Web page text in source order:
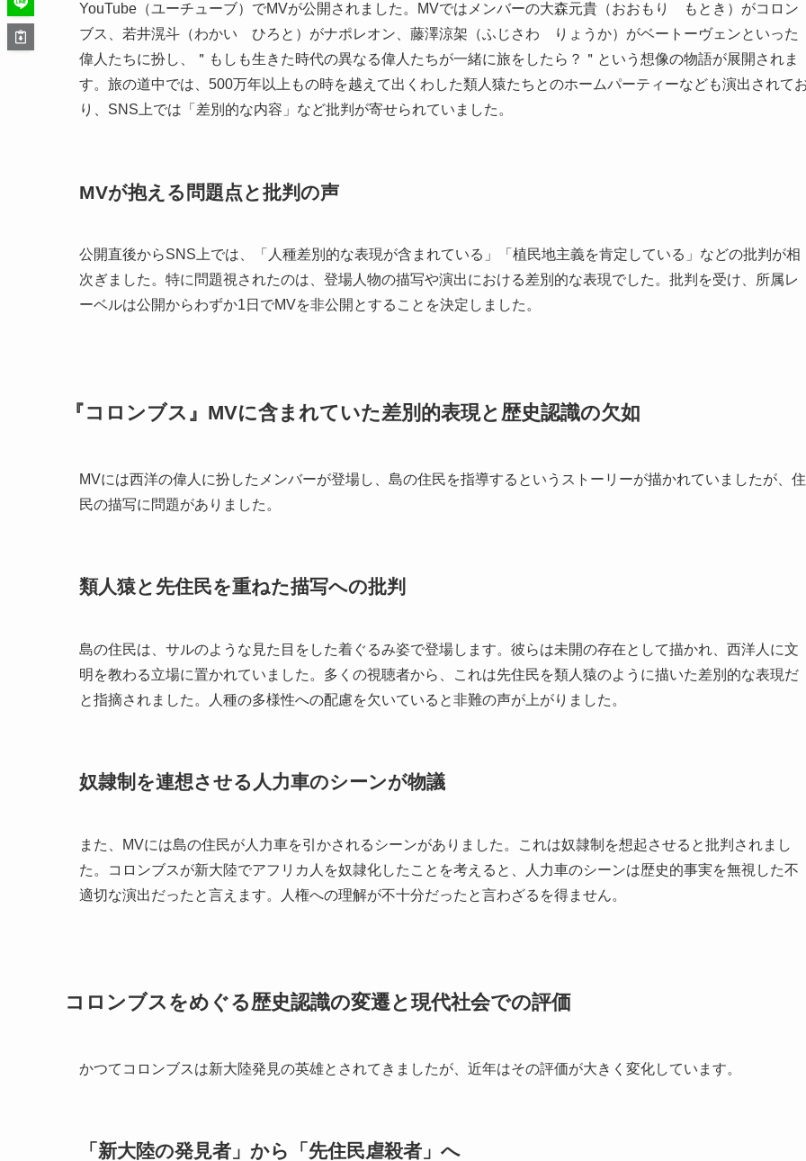
YouTube（ユーチューブ）でMVが公開されました。MVではメンバーの大森元貴（おおもり もとき）がコロン
ブス、若井滉斗（わかい ひろと）がナポレオン、藤澤涼架（ふじさわ りょうか）がベートーヴェンといった
偉人たちに扮し、＂もしも生きた時代の異なる偉人たちが一緒に旅をしたら？＂という想像の物語が展開されま
す。旅の道中では、500万年以上もの時を越えて出くわした類人猿たちとのホームパーティーなども演出されて
り、SNS上では「差別的な内容」など批判が寄せられていました。
MVが抱える問題点と批判の声
公開直後からSNS上では、「人種差別的な表現が含まれている」「植民地主義を肯定している」などの批判が相
次ぎました。特に問題視されたのは、登場人物の描写や演出における差別的な表現でした。批判を受け、所属レ
ーベルは公開からわずか1日でMVを非公開とすることを決定しました。
『コロンブス』MVに含まれていた差別的表現と歴史認識の欠如
MVには西洋の偉人に扮したメンバーが登場し、島の住民を指導するというストーリーが描かれていましたが、住
民の描写に問題がありました。
類人猿と先住民を重ねた描写への批判
島の住民は、サルのような見た目をした着ぐるみ姿で登場します。彼らは未開の存在として描かれ、西洋人に文
明を教わる立場に置かれていました。多くの視聴者から、これは先住民を類人猿のように描いた差別的な表現だ
と指摘されました。人種の多様性への配慮を欠いていると非難の声が上がりました。
奴隷制を連想させる人力車のシーンが物議
また、MVには島の住民が人力車を引かされるシーンがありました。これは奴隷制を想起させると批判されまし
た。コロンブスが新大陸でアフリカ人を奴隷化したことを考えると、人力車のシーンは歴史的事実を無視した不
適切な演出だったと言えます。人権への理解が不十分だったと言わざるを得ません。
コロンブスをめぐる歴史認識の変遷と現代社会での評価
かつてコロンブスは新大陸発見の英雄とされてきましたが、近年はその評価が大きく変化しています。
「新大陸の発見者」から「先住民虐殺者」へ